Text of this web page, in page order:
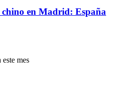
chino en Madrid: España
mes